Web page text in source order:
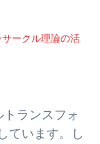
ークル理論の活
ランスフォ
ています。し